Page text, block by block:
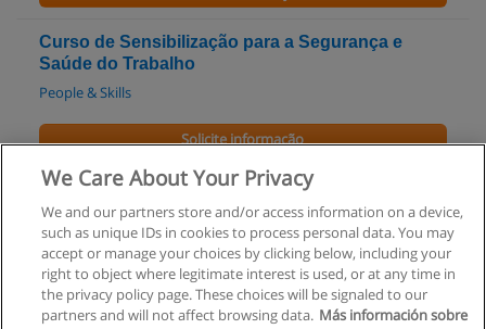
Curso de Sensibilização para a Segurança e
Saúde do Trabalho
People & Skills
Solicite informação
Curso de Plano de Segurança e Emergência
People & Skills
Solicite informação
We Care About Your Privacy
We and our partners store and/or access information on a device,
such as unique IDs in cookies to process personal data. You may
accept or manage your choices by clicking below, including your
right to object where legitimate interest is used, or at any time in
the privacy policy page. These choices will be signaled to our
partners and will not affect browsing data. Más información sobre